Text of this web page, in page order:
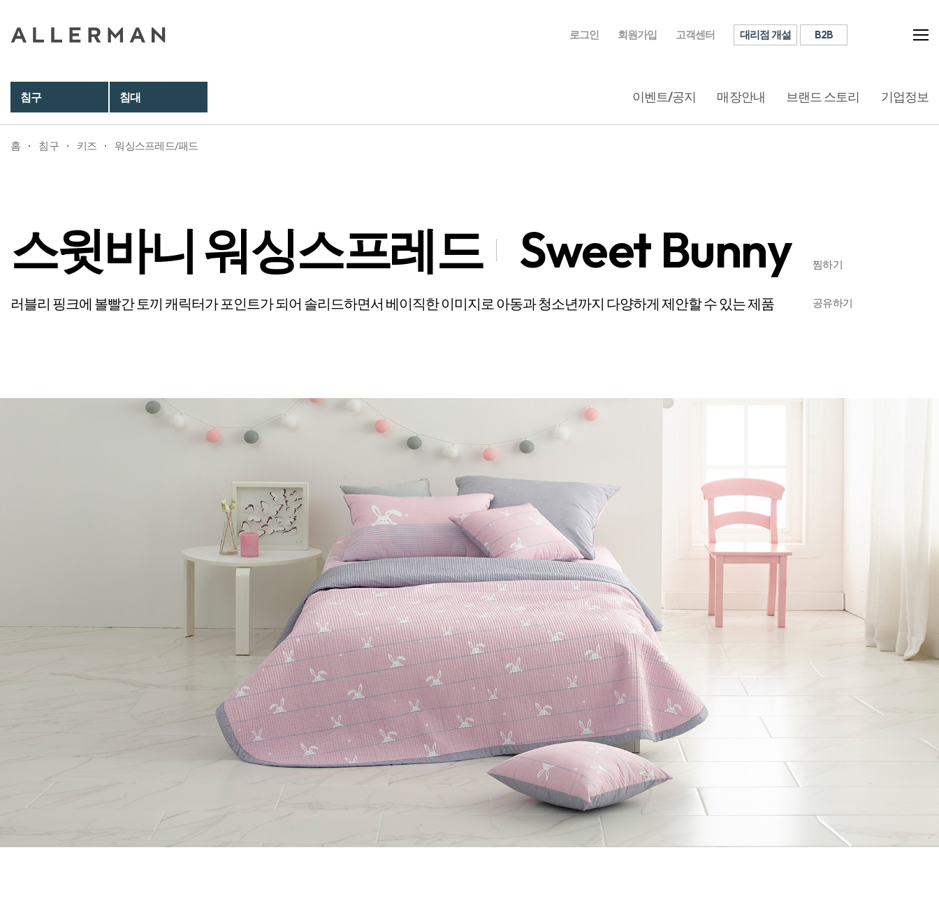
로그인 회원가입 고객센터 대리점 개설 B2B
침구 침대 이벤트/공지 매장안내 브랜드 스토리 기업정보
홈 침구 키즈 워싱스프레드/패드
스윗바니 워싱스프레드 Sweet Bunny
러블리 핑크에 볼빨간 토끼 캐릭터가 포인트가 되어 솔리드하면서 베이직한 이미지로 아동과 청소년까지 다양하게 제안할 수 있는 제품
찜하기
공유하기
스윗바니 워싱스프레드